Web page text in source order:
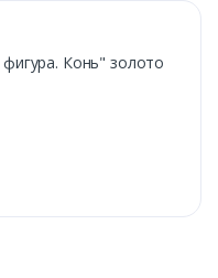
Конь" золото